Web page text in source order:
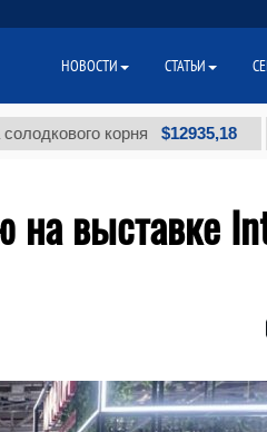
корня $12935,18
на выставке
НОВОСТИ СТАТЬИ